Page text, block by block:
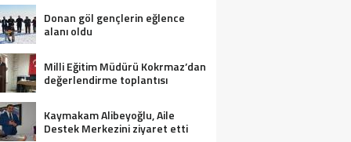
Donan göl gençlerin eğlence
alanı oldu
Milli Eğitim Müdürü Kokrmaz’dan
değerlendirme toplantısı
Kaymakam Alibeyoğlu, Aile
Destek Merkezini ziyaret etti